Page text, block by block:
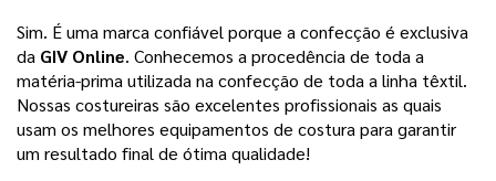
Sim. É uma marca confiável porque a confecção é exclusiva
da GIV Online. Conhecemos a procedência de toda a
matéria-prima utilizada na confecção de toda a linha têxtil.
Nossas costureiras são excelentes profissionais as quais
usam os melhores equipamentos de costura para garantir
um resultado final de ótima qualidade!